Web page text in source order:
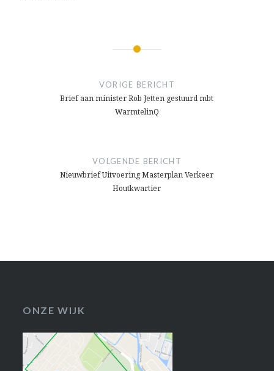
VORIGE BERICHT
Brief aan minister Rob Jetten gestuurd mbt
WarmtelinQ
VOLGENDE BERICHT
Nieuwbrief Uitvoering Masterplan Verkeer
Houtkwartier
ONZE WIJK